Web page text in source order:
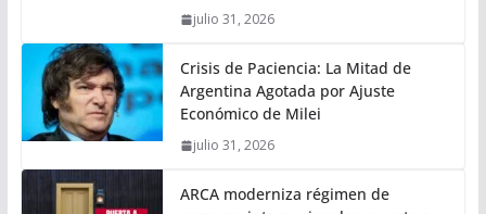
julio 31, 2026
Crisis de Paciencia: La Mitad de
Argentina Agotada por Ajuste
Económico de Milei
julio 31, 2026
ARCA moderniza régimen de